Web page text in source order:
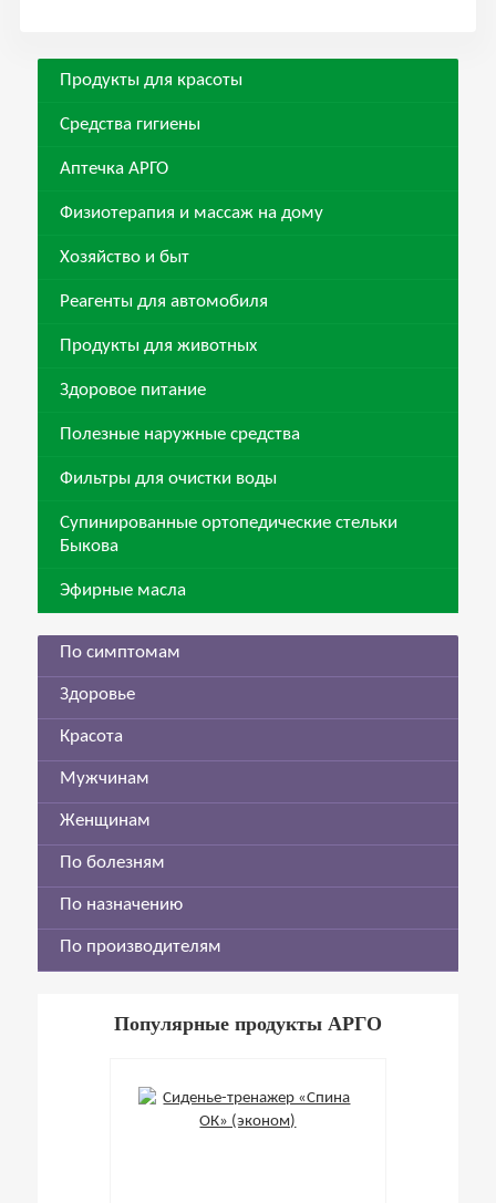
Продукты для красоты
Средства гигиены
Аптечка АРГО
Физиотерапия и массаж на дому
Хозяйство и быт
Реагенты для автомобиля
Продукты для животных
Здоровое питание
Полезные наружные средства
Фильтры для очистки воды
Супинированные ортопедические стельки
Быкова
Эфирные масла
По симптомам
Здоровье
Красота
Мужчинам
Женщинам
По болезням
По назначению
По производителям
Популярные продукты АРГО